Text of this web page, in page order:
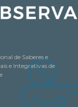
de Saberes e
e Integrativas de